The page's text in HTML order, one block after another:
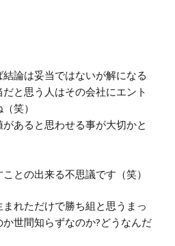
論は妥当ではないが解になる
と思う人はその会社にエント
笑）
あると思わせる事が大切かと
との出来る不思議です（笑）
れただけで勝ち組と思うまっ
世間知らずなのか?どうなんだ